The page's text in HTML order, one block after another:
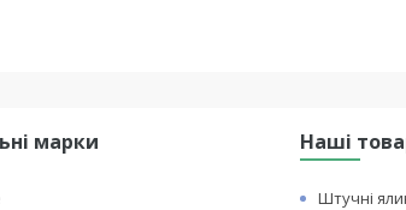
марки Наші
Штучні